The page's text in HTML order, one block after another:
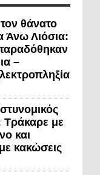
θάνατο
Άνω Λιόσια:
–
Τράκαρε με
και
κακώσεις